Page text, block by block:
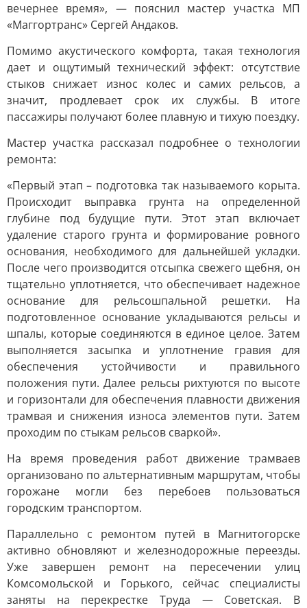
вечернее время», — пояснил мастер участка МП
«Маггортранс» Сергей Андаков.
Помимо акустического комфорта, такая технология
дает и ощутимый технический эффект: отсутствие
стыков снижает износ колес и самих рельсов, а
значит, продлевает срок их службы. В итоге
пассажиры получают более плавную и тихую поездку.
Мастер участка рассказал подробнее о технологии
ремонта:
«Первый этап – подготовка так называемого корыта.
Происходит выправка грунта на определенной
глубине под будущие пути. Этот этап включает
удаление старого грунта и формирование ровного
основания, необходимого для дальнейшей укладки.
После чего производится отсыпка свежего щебня, он
тщательно уплотняется, что обеспечивает надежное
основание для рельсошпальной решетки. На
подготовленное основание укладываются рельсы и
шпалы, которые соединяются в единое целое. Затем
выполняется засыпка и уплотнение гравия для
обеспечения устойчивости и правильного
положения пути. Далее рельсы рихтуются по высоте
и горизонтали для обеспечения плавности движения
трамвая и снижения износа элементов пути. Затем
проходим по стыкам рельсов сваркой».
На время проведения работ движение трамваев
организовано по альтернативным маршрутам, чтобы
горожане могли без перебоев пользоваться
городским транспортом.
Параллельно с ремонтом путей в Магнитогорске
активно обновляют и железнодорожные переезды.
Уже завершен ремонт на пересечении улиц
Комсомольской и Горького, сейчас специалисты
заняты на перекрестке Труда — Советская. В